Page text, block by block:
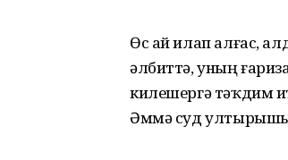
Өс ай илап алғас,
әлбиттә, уның
килешергә тәҡдим
Әммә суд